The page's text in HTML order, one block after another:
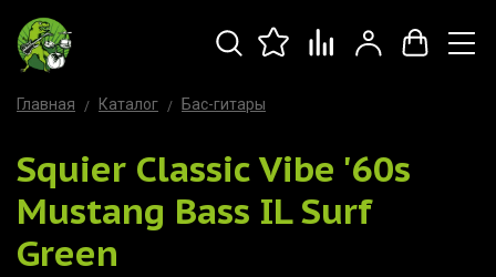
Главная Каталог Бас-гитары
Squier Classic Vibe '60s
Mustang Bass IL Surf
Green